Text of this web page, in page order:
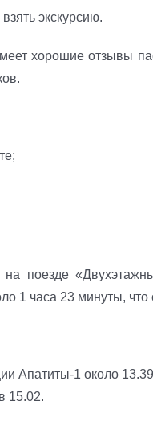
экскурсию.
хорошие отзывы
поезде
1 часа 23 минуты,
Апатиты-1 около
15.02.